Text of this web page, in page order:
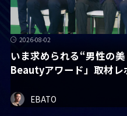
2026-08-02
いま求められる“男性の
Beautyアワード」取材レ
EBATO